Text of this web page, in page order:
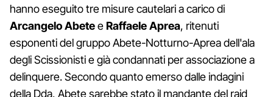
hanno eseguito tre misure cautelari a carico di
Arcangelo AbeteeRaffaele Aprea, ritenuti
esponenti del gruppo Abete-Notturno-Aprea dell'ala
degli Scissionisti e già condannati per associazione a
delinquere. Secondo quanto emerso dalle indagini
della Dda, Abete sarebbe stato il mandante del raid